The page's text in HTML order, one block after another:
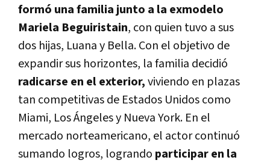
formó una familia junto a la exmodelo
Mariela Beguiristain, con quien tuvo a sus
dos hijas, Luana y Bella. Con el objetivo de
expandir sus horizontes, la familia decidió
radicarse en el exterior,viviendo en plazas
tan competitivas de Estados Unidos como
Miami, Los Ángeles y Nueva York. En el
mercado norteamericano, el actor continuó
sumando logros, logrando participar en la